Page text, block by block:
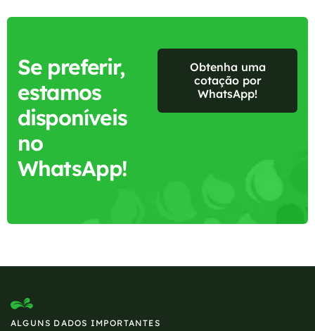
Se preferir,
estamos
disponíveis
no
WhatsApp!
Obtenha uma
cotação por
WhatsApp!
ALGUNS DADOS IMPORTANTES